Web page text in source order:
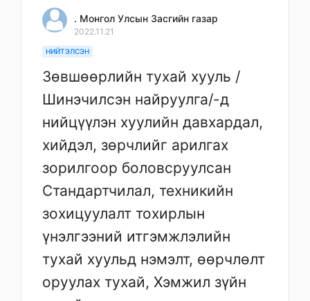
. Монгол Улсын Засгийн газар
2022.11.21
НИЙТЭЛСЭН
Зөвшөөрлийн тухай хууль /
Шинэчилсэн найруулга/-д
нийцүүлэн хуулийн давхардал,
хийдэл, зөрчлийг арилгах
зорилгоор боловсруулсан
Стандартчилал, техникийн
зохицуулалт тохирлын
үнэлгээний итгэмжлэлийн
тухай хуульд нэмэлт, өөрчлөлт
оруулах тухай, Хэмжил зүйн